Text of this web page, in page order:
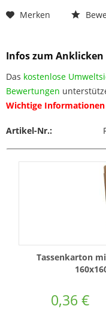
Merken
Infos zum Anklicken
Das kostenlose
Bewertungen
Wichtige Informationen
Artikel-Nr.:
Tassenkarton
0,36 €